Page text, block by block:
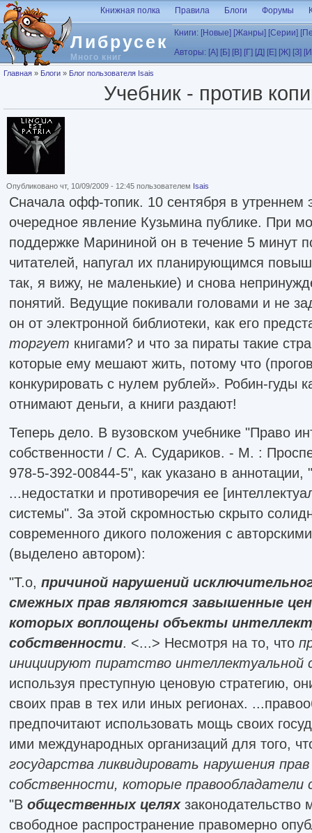
Перейти к основному содержанию
Либрусек
Много книг
Книжная полка Правила Блоги Форумы
Книги: [Новые] [Жанры] [Серии]
Авторы: [А] [Б] [В] [Г] [Д] [Е] [Ж] [З]
Вы здесь
Главная » Блоги » Блог пользователя Isais
Учебник - против
Опубликовано чт, 10/09/2009 - 12:45 пользователем Isais
Сначала офф-топик. 10 сентября в
очередное явление Кузьмина публике. При
поддержке Марининой он в течение 5 минут
читателей, напугал их планирующимся
так, я вижу, не маленькие) и снова
понятий. Ведущие покивали головами и не
он от электронной библиотеки, как его
торгует книгами? и что за пираты такие
которые ему мешают жить, потому что
конкурировать с нулем рублей». Робин-гуды
отнимают деньги, а книги раздают!
Теперь дело. В вузовском учебнике "Право
собственности / С. А. Судариков. - М. :
978-5-392-00844-5", как указано в аннотации,
...недостатки и противоречия ее
системы". За этой скромностью скрыто
современного дикого положения с
(выделено автором):
"Т.о, причиной нарушений
смежных прав являются завышенные
которых воплощены объекты
собственности. <...> Несмотря на то, что
инициируют пиратство интеллектуальной
используя преступную ценовую стратегию,
своих прав в тех или иных регионах.
предпочитают использовать мощь своих
ими международных организаций для того,
государства ликвидировать нарушения
собственности, которые правообладатели
"В общественных целяхзаконодательство
свободное распространение правомерно